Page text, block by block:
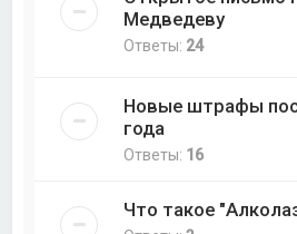
Медведеву
Ответы: 24
Новые штрафы
года
Ответы: 16
Что такое